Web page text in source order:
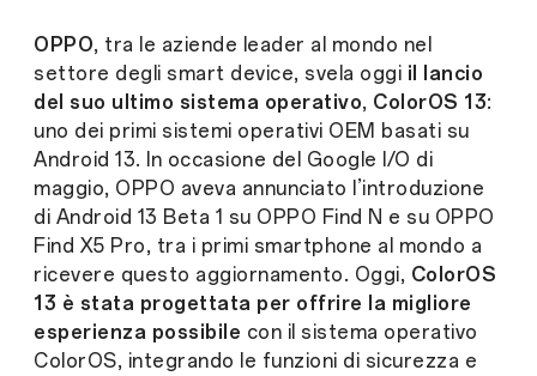
OPPO, tra le aziende leader al mondo nel
settore degli smart device, svela oggi il lancio
del suo ultimo sistema operativo, ColorOS 13:
uno dei primi sistemi operativi OEM basati su
Android 13. In occasione del Google I/O di
maggio, OPPO aveva annunciato l’introduzione
di Android 13 Beta 1 su OPPO Find N e su OPPO
Find X5 Pro, tra i primi smartphone al mondo a
ricevere questo aggiornamento. Oggi, ColorOS
13 è stata progettata per offrire la migliore
esperienza possibile con il sistema operativo
ColorOS, integrando le funzioni di sicurezza e